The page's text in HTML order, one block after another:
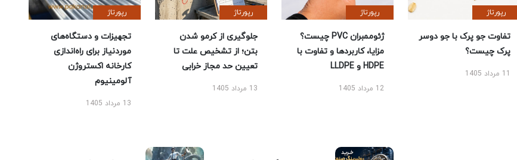
رپورتاژ
تفاوت جو پرک با جو دوسر
پرک چیست؟
11 مرداد 1405
رپورتاژ
ژئوممبران PVC چیست؟
مزایا، کاربردها و تفاوت با
HDPE و LLDPE
12 مرداد 1405
رپورتاژ
جلوگیری از کرمو شدن
بتن؛ از تشخیص علت تا
تعیین حد مجاز خرابی
13 مرداد 1405
رپورتاژ
تجهیزات و دستگاه‌های
موردنیاز برای راه‌اندازی
کارخانه اکستروژن
آلومینیوم
13 مرداد 1405